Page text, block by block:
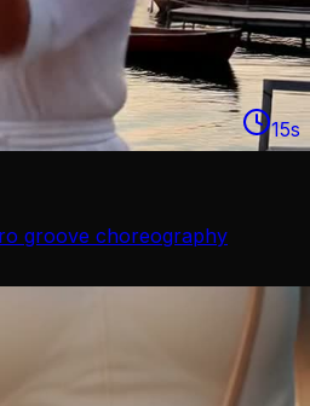
15s
groove choreography